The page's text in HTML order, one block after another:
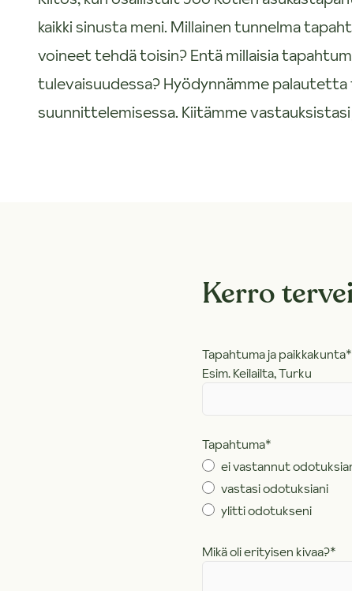
kaikki sinusta meni. Millainen tunnelma
voineet tehdä toisin? Entä millaisia
tulevaisuudessa? Hyödynnämme
suunnittelemisessa. Kiitämme
Kerro
Tapahtuma ja paikkakunta*
Esim. Keilailta, Turku
Tapahtuma*
ei vastannut
vastasi odotuksiani
ylitti odotukseni
Mikä oli erityisen kivaa?*